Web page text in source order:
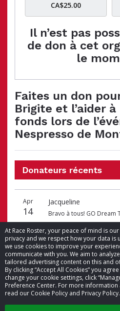
At Race Roster, your peace of mind is
privacy and we respect how your data is
we use cookies to improve your
communicate with you. We aim to
tailored advertising content on this and
By clicking “Accept All Cookies” you
change your cookie settings, click
Preference Center. For more
read our Cookie Policy and Privacy Policy.
CA$25.00
Il n’est pas
de don à cet
le
Faites un don
Brigite et l’aider
fonds lors de
Nespresso de
Donateurs récents
don
donateur
don
Apr
14
Jacqueline
Bravo à tous! GO Dream
© 2026 Race Roster.
Paramètres des